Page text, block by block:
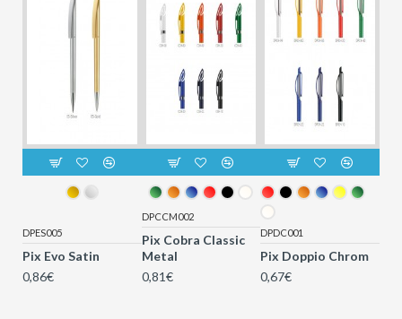
DPES005
Pix Evo Satin
0,86€
DPCCM002
Pix Cobra Classic
Metal
0,81€
DPDC001
Pix Doppio Chrom
0,67€